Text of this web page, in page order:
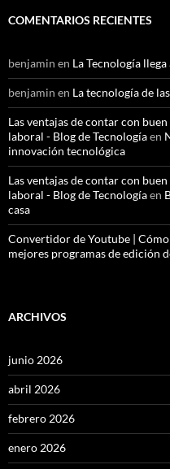
COMENTARIOS RECIENTES
benjamin en La Tecnología
benjamin en La tecnología de
Las ventajas de contar con
laboral - Blog de Tecnologíaen
innovación tecnológica
Las ventajas de contar con
laboral - Blog de Tecnologíaen
casa
Convertidor de Youtube |
mejores programas de edición
ARCHIVOS
junio 2026
abril 2026
febrero 2026
enero 2026